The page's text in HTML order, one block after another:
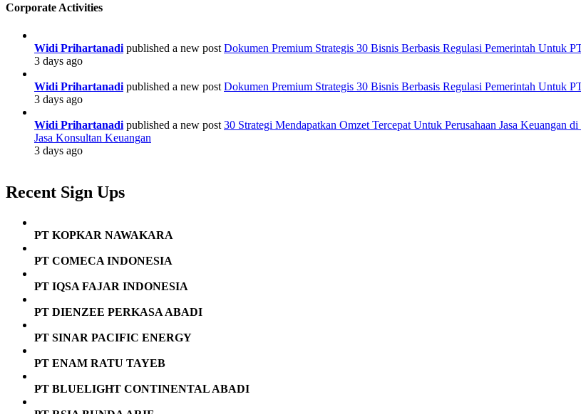
Corporate Activities
Widi Prihartanadi published a new post Dokumen Premium Strategis 30 Bisnis Berbasis Regulasi Pemerintah Untuk
3 days ago
Widi Prihartanadi published a new post Dokumen Premium Strategis 30 Bisnis Berbasis Regulasi Pemerintah Untuk
3 days ago
Widi Prihartanadi published a new post 30 Strategi Mendapatkan Omzet Tercepat Untuk Perusahaan Jasa Keuangan
Jasa Konsultan Keuangan
3 days ago
Recent Sign Ups
PT KOPKAR NAWAKARA
PT COMECA INDONESIA
PT IQSA FAJAR INDONESIA
PT DIENZEE PERKASA ABADI
PT SINAR PACIFIC ENERGY
PT ENAM RATU TAYEB
PT BLUELIGHT CONTINENTAL ABADI